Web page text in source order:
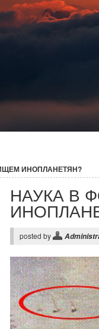
ИНОПЛАНЕТЯН?
НАУКА В
posted by